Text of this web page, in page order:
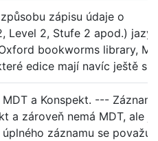
zápisu údaje o
Level 2, Stufe 2 apod.)
bookworms library,
edice mají navíc ještě
a Konspekt. ---
a zároveň nemá MDT, ale
záznamu se